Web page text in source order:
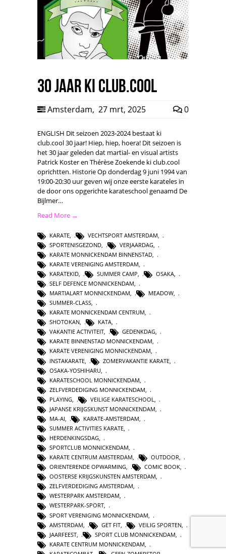
30 jaar ki club.cool
Amsterdam, 27 mrt, 2025 0
ENGLISH Dit seizoen 2023-2024 bestaat ki
club.cool 30 jaar! Hiep, hiep, hoera! Dit seizoen is
het 30 jaar geleden dat martial- en visual artists
Patrick Koster en Thérèse Zoekende ki club.cool
oprichtten. Historie Op donderdag 9 juni 1994 van
19:00-20:30 uur geven wij onze eerste karateles in
de door ons opgerichte karateschool genaamd De
Bijlmer…
Read More →
KARATE VECHTSPORT AMSTERDAM
SPORTENISGEZOND
VERJAARDAG
KARATE MONNICKENDAM BINNENSTAD
KARATE VERENIGING AMSTERDAM
KARATEKID
SUMMER CAMP OSAKA
SELF DEFENCE MONNICKENDAM,
MARTIALART MONNICKENDAM, MEADOW,
SUMMER-CLASS,
KARATE MONNICKENDAM CENTRUM,
SHOTOKAN, KATA,
VAKANTIE ACTIVITEIT, GEDENKDAG,
KARATE BINNENSTAD MONNICKENDAM,
KARATE VERENIGING MONNICKENDAM,
INSTAKARATE
ZOMERVAKANTIE KARATE
OSAKA-YOSHIHARU
KARATESCHOOL MONNICKENDAM
ZELFVERDEDIGING MONNICKENDAM
PLAYING
VEILIGE KARATESCHOOL
JAPANSE KRIJGSKUNST MONNICKENDAM
MA-AI
KARATE-AMSTERDAM
SUMMER ACTIVITIES KARATE
HERDENKINGSDAG,
SPORTCLUB MONNICKENDAM,
KARATE CENTRUM AMSTERDAM, OUTDOOR,
ORIENTERENDE OPWARMING, COMIC BOOK,
OOSTERSE KRIJGSKUNSTEN AMSTERDAM,
ZELFVERDEDIGING AMSTERDAM,
WESTERPARK AMSTERDAM,
WESTERPARK-SPORT,
SPORT VERENIGING MONNICKENDAM
AMSTERDAM
GET FIT VEILIG SPORTEN
JAARFEEST
SPORT CLUB MONNICKENDAM
KARATE CENTRUM MONNICKENDAM